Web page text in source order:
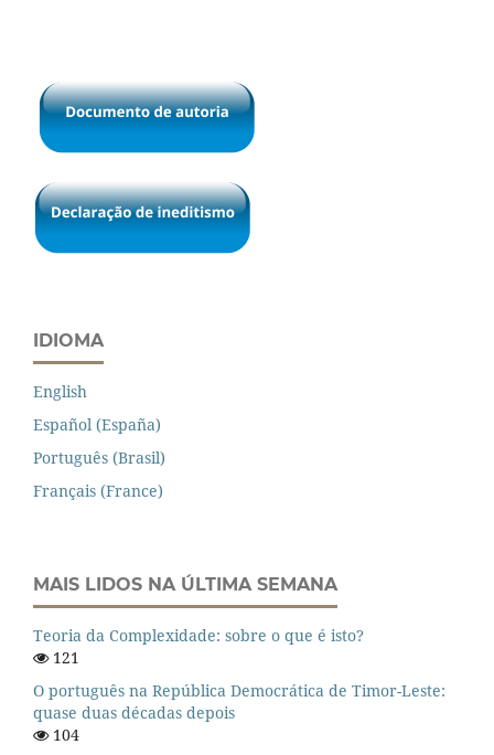
IDIOMA
English
Español (España)
Português (Brasil)
Français (France)
MAIS LIDOS NA ÚLTIMA SEMANA
Teoria da Complexidade: sobre o que é isto?
121
O português na República Democrática de Timor-Leste:
quase duas décadas depois
104